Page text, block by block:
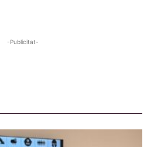
-Publicitat-